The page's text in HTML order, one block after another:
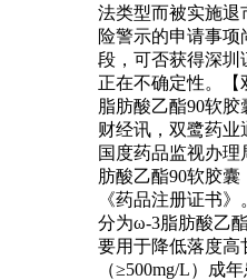
法类型而被实施退
险警示的申请事
段，可否获得深圳
正在不确定性。
脂肪酸乙酯90软
财经讯，双鹭药业
国度药品监视办
肪酸乙酯90软胶囊
《药品注册证书
分为ω-3脂肪酸乙
要用于降低落度高
（≥500mg/L）成